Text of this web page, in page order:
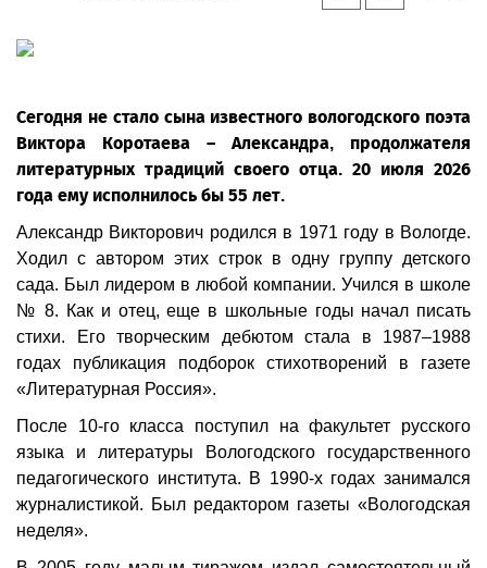
Сегодня не стало сына известного вологодского поэта
Виктора Коротаева – Александра, продолжателя
литературных традиций своего отца. 20 июля 2026
года ему исполнилось бы 55 лет.
Александр Викторович родился в 1971 году в Вологде.
Ходил с автором этих строк в одну группу детского
сада. Был лидером в любой компании. Учился в школе
№ 8. Как и отец, еще в школьные годы начал писать
стихи. Его творческим дебютом стала в 1987–1988
годах публикация подборок стихотворений в газете
«Литературная Россия».
После 10-го класса поступил на факультет русского
языка и литературы Вологодского государственного
педагогического института. В 1990-х годах занимался
журналистикой. Был редактором газеты «Вологодская
неделя».